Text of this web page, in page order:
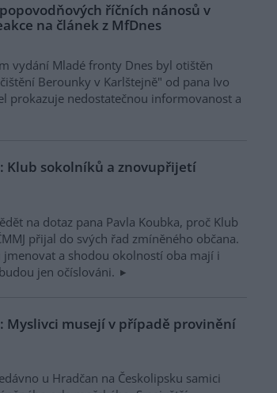
říčních nánosů v
na článek z MfDnes
vydání Mladé fronty Dnes byl otištěn
Berounky v Karlštejně" od pana Ivo
prokazuje nedostatečnou informovanost a
Klub sokolníků a znovupřijetí
na dotaz pana Pavla Koubka, proč Klub
přijal do svých řad zmíněného občana.
jmenovat a shodou okolností oba mají i
jen očíslováni.
Myslivci musejí v případě provinění
u Hradčan na Českolipsku samici